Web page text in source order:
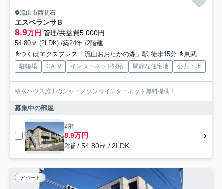
流山市西初石
エスペランサＢ
8.9万円 管理/共益費5,000円
54.80㎡ (2LDK) /築24年 /2階建
つくばエクスプレス「流山おおたかの森」駅 徒歩15分
東武野田線「流山おおたかの森」駅 徒歩15分
駐輪場 CATV インターネット対応 閑静な住宅地 公共下水
積水ハウス施工のシャーメゾン☆インターネット無料提供！
募集中の部屋
2階
8.9万円
2階 / 54.80㎡ / 2LDK
アパート